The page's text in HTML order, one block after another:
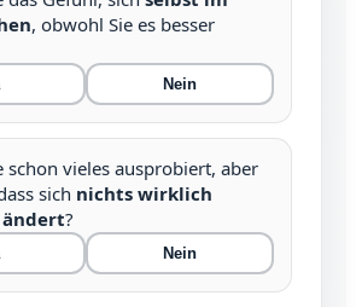
, obwohl Sie es besser
Nein
schon vieles ausprobiert, aber
sich nichts wirklich
?
Nein